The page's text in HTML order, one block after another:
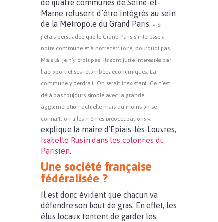
de quatre communes de Seine-et-
Marne refusent d’être intégrés au sein
de la Métropole du Grand Paris. « Si
j’étais persuadée que le Grand Paris s’intéresse à
notre commune et à notre territoire, pourquoi pas.
Mais là, je n’y crois pas. Ils sont juste intéressés par
l’aéroport et ses retombées économiques. La
commune y perdrait. On serait inexistant. Ce n’est
déjà pas toujours simple avec la grande
agglomération actuelle mais au moins on se
connaît, on a les mêmes préoccupations »,
explique la maire d’Epiais-lès-Louvres,
Isabelle Rusin dans les colonnes du
Parisien.
Une société française
fédéralisée ?
Il est donc évident que chacun va
défendre son bout de gras. En effet, les
élus locaux tentent de garder les